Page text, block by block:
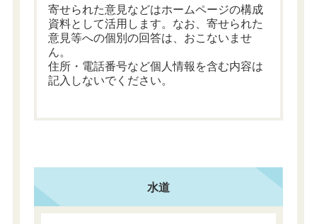
寄せられた意見などはホームページの構成
資料として活用します。なお、寄せられた
意見等への個別の回答は、おこないませ
ん。
住所・電話番号など個人情報を含む内容は
記入しないでください。
水道